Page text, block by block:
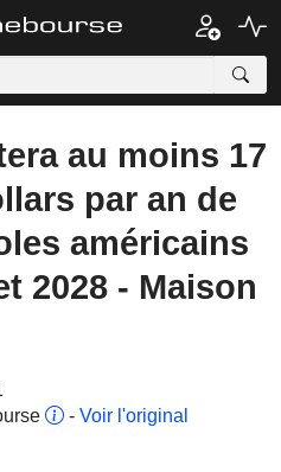
au moins 17
par an de
américains
2028 - Maison
- Voir l'original